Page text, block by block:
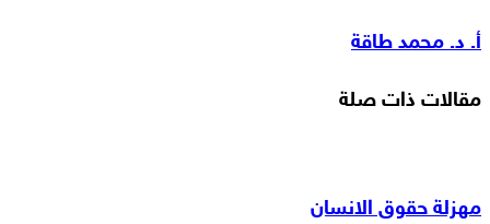
البريد
أ. د. محمد طاقة
مقالات ذات صلة
مهزلة حقوق الانسان